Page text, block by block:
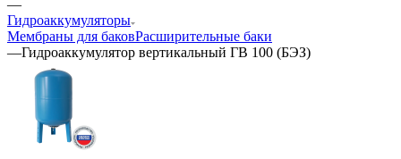
—
Гидроаккумуляторы
Мембраны для баковРасширительные баки
—Гидроаккумулятор вертикальный ГВ 100 (БЭЗ)